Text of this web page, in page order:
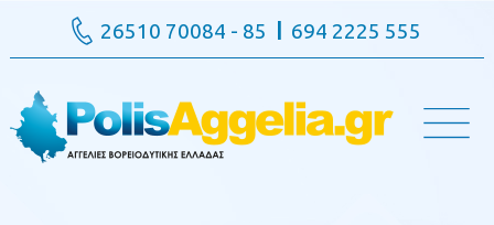
26510 70084 - 85 694 2225 555